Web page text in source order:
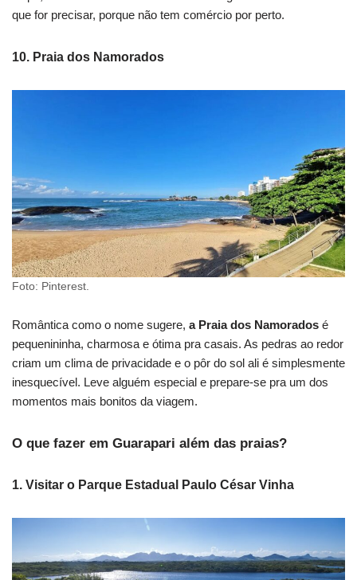
que for precisar, porque não tem comércio por perto.
10. Praia dos Namorados
Foto: Pinterest.
Romântica como o nome sugere, a Praia dos Namorados é
pequenininha, charmosa e ótima pra casais. As pedras ao redor
criam um clima de privacidade e o pôr do sol ali é simplesmente
inesquecível. Leve alguém especial e prepare-se pra um dos
momentos mais bonitos da viagem.
O que fazer em Guarapari além das praias?
1. Visitar o Parque Estadual Paulo César Vinha